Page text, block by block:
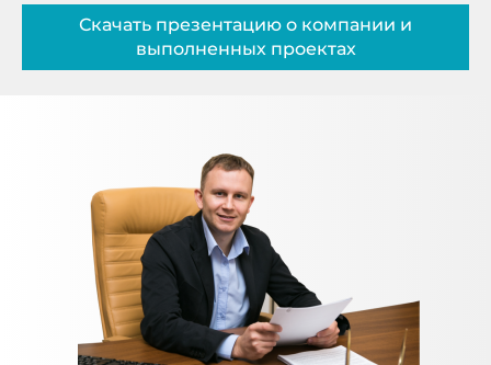
Скачать презентацию о компании и
выполненных проектах